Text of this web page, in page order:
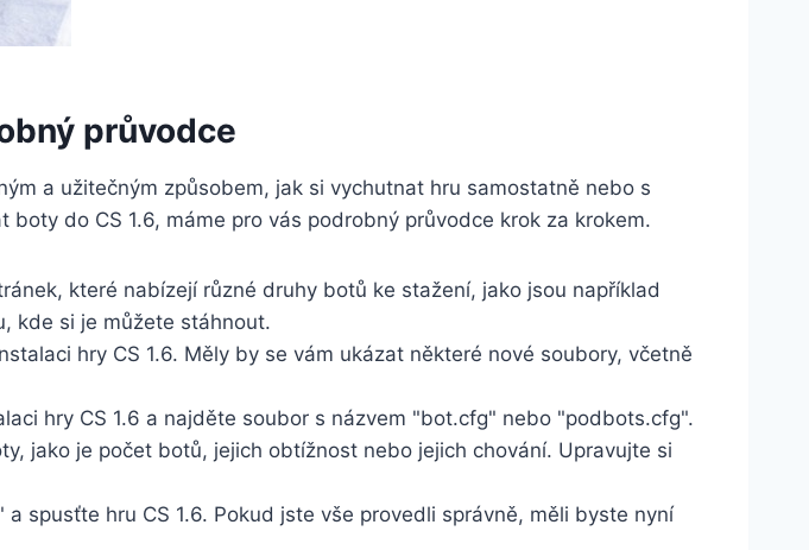
průvodce
a užitečným způsobem, jak si vychutnat hru samostatně nebo s
do CS 1.6, máme pro vás⁢ podrobný průvodce ⁣krok za krokem.
které nabízejí různé​ druhy botů ke stažení, jako jsou například
kde si je můžete ‍stáhnout.
hry CS 1.6. Měly by se vám ukázat některé nové soubory, včetně‌
hry CS 1.6 a najděte soubor s názvem "bot.cfg" nebo "podbots.cfg".
jako je počet botů, jejich obtížnost nebo jejich chování. Upravujte si
‍spusťte hru ‍CS 1.6. Pokud jste vše provedli správně, měli byste nyní